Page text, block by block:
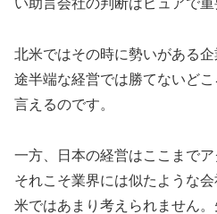
い助言会社の判断はピュアで重
北米ではその時に勢いがある
途半端な経営では勝てないど
言えるのです。
一方、日本の経営はここまでア
それこそ業界には似たような
米ではあまり考えられません